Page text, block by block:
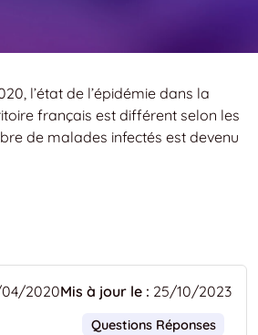
l’état de l’épidémie dans la
français est différent selon les
de malades infectés est devenu
2020Mis à jour le : 25/10/2023
Questions Réponses